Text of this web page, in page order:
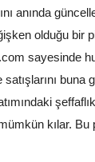
anında
olduğu bir
sayesinde
buna
kılar.